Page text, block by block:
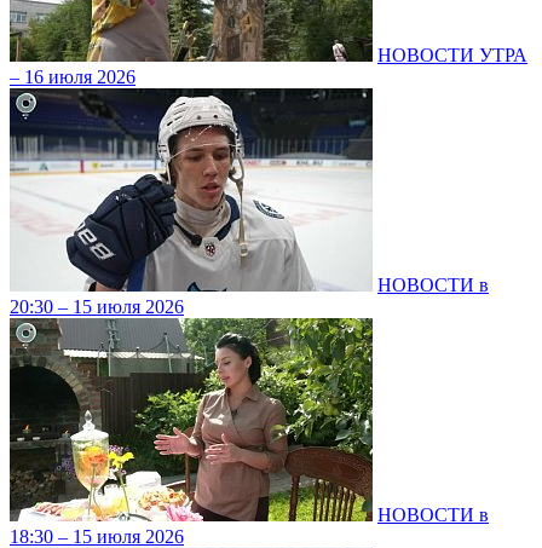
НОВОСТИ УТРА
– 16 июля 2026
НОВОСТИ в
20:30 – 15 июля 2026
НОВОСТИ в
18:30 – 15 июля 2026